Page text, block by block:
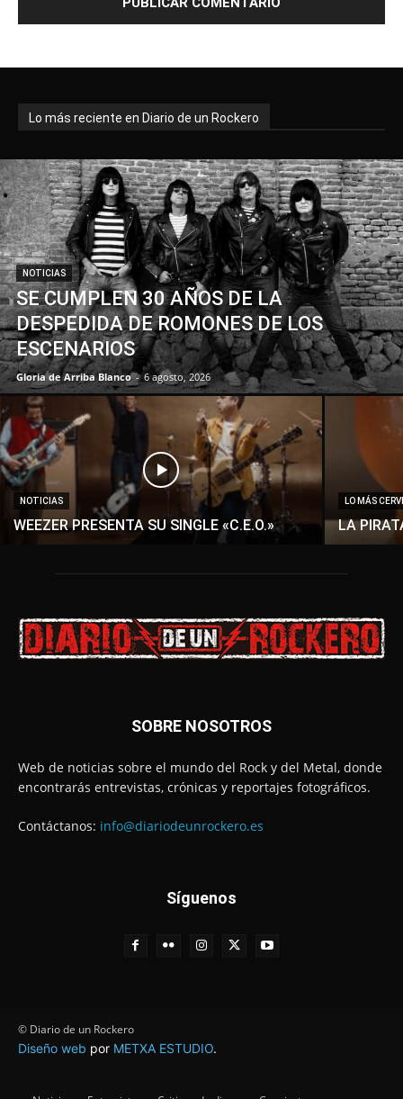
Lo más reciente en Diario de un Rockero
NOTICIAS
SE CUMPLEN 30 AÑOS DE LA
DESPEDIDA DE ROMONES DE LOS
ESCENARIOS
Gloria de Arriba Blanco - 6 agosto, 2026
NOTICIAS
WEEZER PRESENTA SU SINGLE «C.E.O.»
LO MÁS
LA
SOBRE NOSOTROS
Web de noticias sobre el mundo del Rock y del Metal, donde
encontrarás entrevistas, crónicas y reportajes fotográficos.
Contáctanos: info@diariodeunrockero.es
Síguenos
© Diario de un Rockero
Diseño web por METXA ESTUDIO.